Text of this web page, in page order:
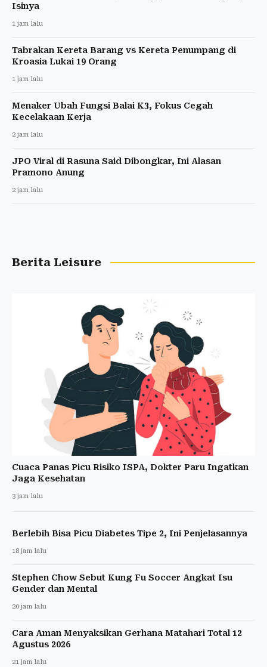
Isinya
1 jam lalu
Tabrakan Kereta Barang vs Kereta Penumpang di
Kroasia Lukai 19 Orang
1 jam lalu
Menaker Ubah Fungsi Balai K3, Fokus Cegah
Kecelakaan Kerja
2 jam lalu
JPO Viral di Rasuna Said Dibongkar, Ini Alasan
Pramono Anung
2 jam lalu
Berita Leisure
Cuaca Panas Picu Risiko ISPA, Dokter Paru Ingatkan
Jaga Kesehatan
3 jam lalu
Berlebih Bisa Picu Diabetes Tipe 2, Ini Penjelasannya
18 jam lalu
Stephen Chow Sebut Kung Fu Soccer Angkat Isu
Gender dan Mental
20 jam lalu
Cara Aman Menyaksikan Gerhana Matahari Total 12
Agustus 2026
21 jam lalu